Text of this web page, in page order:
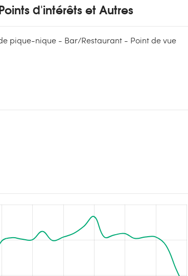
d'intérêts et Autres
pique-nique - Bar/Restaurant - Point de vue